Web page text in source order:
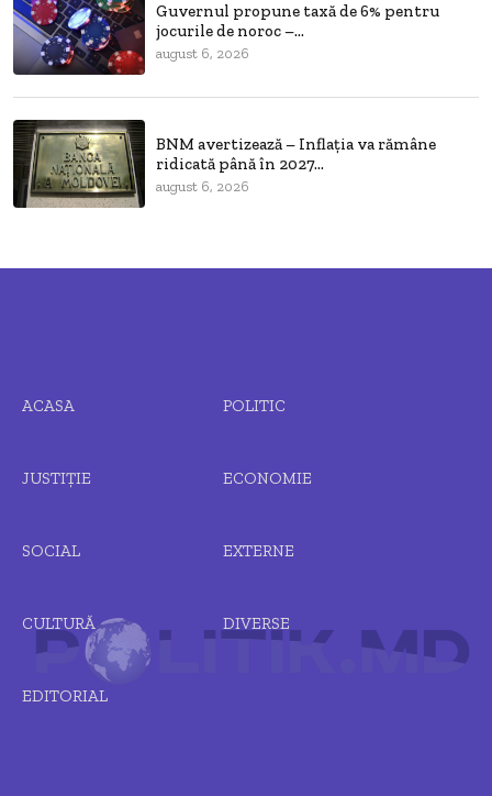
Guvernul propune taxă de 6% pentru
jocurile de noroc –...
august 6, 2026
BNM avertizează – Inflația va rămâne
ridicată până în 2027...
august 6, 2026
ACASA POLITIC
JUSTIȚIE ECONOMIE
SOCIAL EXTERNE
CULTURĂ DIVERSE
EDITORIAL